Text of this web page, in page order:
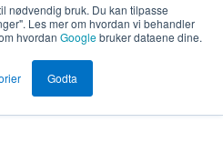
nødvendig bruk. Du kan tilpasse
Les mer om hvordan vi behandler
hvordan Googlebruker dataene dine.
Godtapå badet